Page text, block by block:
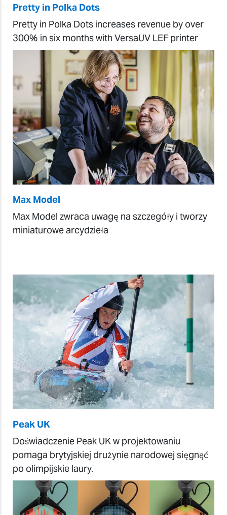
Pretty in Polka Dots
Pretty in Polka Dots increases revenue by over
300% in six months with VersaUV LEF printer
Max Model
Max Model zwraca uwagę na szczegóły i tworzy
miniaturowe arcydzieła
Peak UK
Doświadczenie Peak UK w projektowaniu
pomaga brytyjskiej drużynie narodowej sięgnąć
po olimpijskie laury.